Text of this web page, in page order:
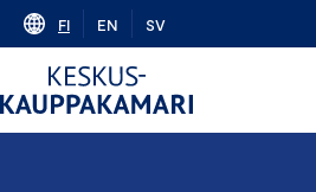
Skip
content
FI EN SV